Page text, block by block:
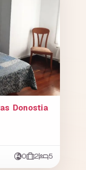
Donostia
0 2 5